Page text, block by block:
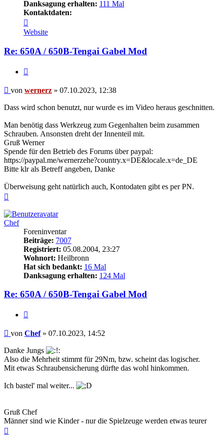
Danksagung erhalten: 111 Mal
Kontaktdaten:
von
wernerz
Website
Re: 650A / 650B-Tengai Gabel Mod
Beitrag
von wernerz » 07.10.2023, 12:38
Dass wird schon benutzt, nur wurde es im Video heraus geschnitten.
Man benötig dass Werkzeug zum Gegenhalten beim zusammen
Schrauben. Ansonsten dreht der Innenteil mit.
Gruß Werner
Spende für den Betrieb des Forums über paypal:
https://paypal.me/wernerzehe?country.x=DE&locale.x=de_DE
Bitte klr als Betreff angeben, Danke
Überweisung geht natürlich auch, Kontodaten gibt es per PN.
Chef
Foreninventar
Beiträge: 7007
Registriert: 05.08.2004, 23:27
Wohnort: Heilbronn
Hat sich bedankt: 16 Mal
Danksagung erhalten: 124 Mal
Re: 650A / 650B-Tengai Gabel Mod
Beitrag
von Chef» 07.10.2023, 14:52
Danke Jungs
Also die Mehrheit stimmt für 29Nm, bzw. scheint das logischer.
Mit etwas Schraubensicherung dürfte das wohl hinkommen.
Ich bastel' mal weiter...
Gruß Chef
Männer sind wie Kinder - nur die Spielzeuge werden etwas teurer